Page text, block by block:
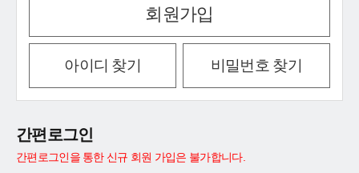
회원가입
아이디 찾기 비밀번호 찾기
간편로그인
간편로그인을 통한 신규 회원 가입은 불가합니다.